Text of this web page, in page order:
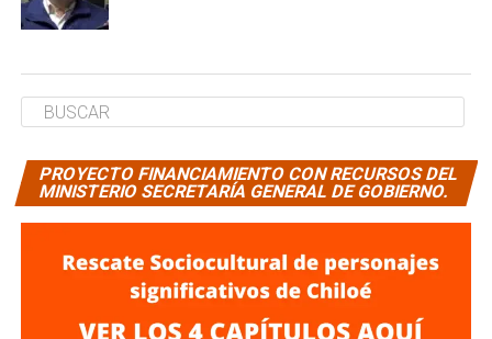
PROYECTO FINANCIAMIENTO CON RECURSOS DEL
MINISTERIO SECRETARÍA GENERAL DE GOBIERNO.